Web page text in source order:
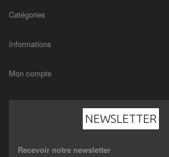
Catégories
Informations
Mon compte
NEWSLETTER
Recevoir notre newsletter